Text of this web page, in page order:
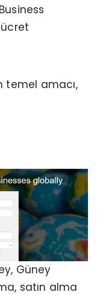
temel amacı,
Güney
satın alma